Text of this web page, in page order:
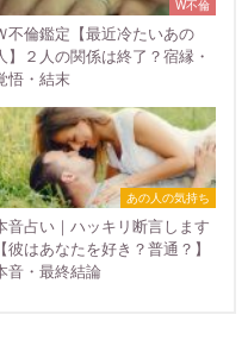
W不倫
不倫鑑定【最近冷たいあの
】２人の関係は終了？宿縁・
悟・結末
あの人の気持ち
音占い｜ハッキリ断言します
【彼はあなたを好き？普通？】
音・最終結論